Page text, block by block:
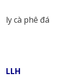
ly cà phê đá
LLH